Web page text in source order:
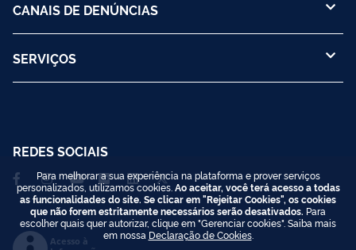
CANAIS DE DENÚNCIAS
SERVIÇOS
REDES SOCIAIS
Acesso à
Para melhorar a sua experiência na plataforma e prover serviços
personalizados, utilizamos cookies. Ao aceitar, você terá acesso a todas
as funcionalidades do site. Se clicar em "Rejeitar Cookies", os cookies
que não forem estritamente necessários serão desativados. Para
escolher quais quer autorizar, clique em "Gerenciar cookies". Saiba mais
em nossa Declaração de Cookies.